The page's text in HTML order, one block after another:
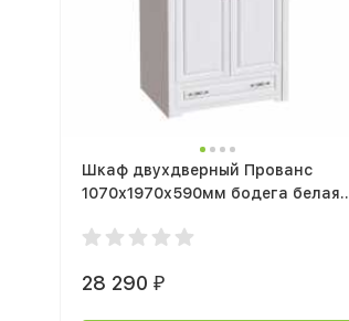
Шкаф двухдверный Прованс
1070х1970х590мм бодега белая /
28 290 ₽